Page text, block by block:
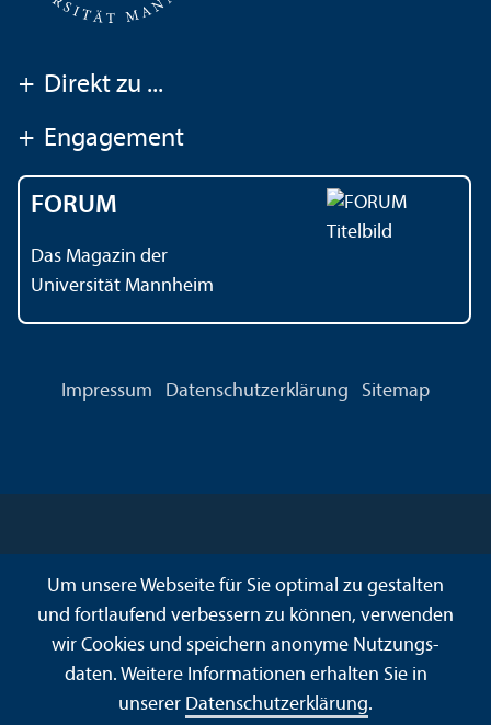
+ Direkt zu ...
+ Engagement
FORUM
Das Magazin der
Universität Mannheim
Impressum Datenschutz­erklärung Sitemap
Um unsere Webseite für Sie optimal zu gestalten
und fortlaufend verbessern zu können, verwenden
wir Cookies und speichern anonyme Nutzungs­
daten. Weitere Informationen erhalten Sie in
unserer Datenschutz­erklärung.